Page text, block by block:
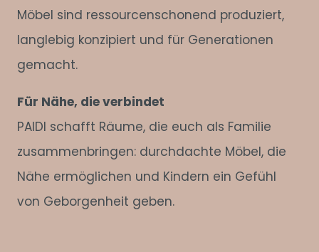
Möbel sind ressourcenschonend produziert,
langlebig konzipiert und für Generationen
gemacht.
Für Nähe, die verbindet
PAIDI schafft Räume, die euch als Familie
zusammenbringen: durchdachte Möbel, die
Nähe ermöglichen und Kindern ein Gefühl
von Geborgenheit geben.